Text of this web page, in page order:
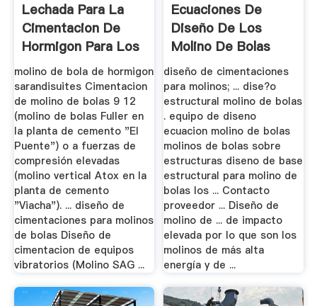
Lechada Para La
Cimentacion De
Hormigon Para Los
Molinos ...
molino de bola de hormigon
sarandisuites Cimentacion
de molino de bolas 9 12
(molino de bolas Fuller en
la planta de cemento "El
Puente") o a fuerzas de
compresión elevadas
(molino vertical Atox en la
planta de cemento
"Viacha"). ... diseño de
cimentaciones para molinos
de bolas Diseño de
cimentacion de equipos
vibratorios (Molino SAG ...
Ecuaciones De
Diseño De Los
Molino De Bolas
diseño de cimentaciones
para molinos; ... dise?o
estructural molino de bolas
. equipo de diseno
ecuacion molino de bolas
molinos de bolas sobre
estructuras diseno de base
estructural para molino de
bolas los ... Contacto
proveedor ... Diseño de
molino de ... de impacto
elevada por lo que son los
molinos de más alta
energía y de ...